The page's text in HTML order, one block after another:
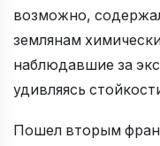
возможно,
землянам
наблюдавшие за
удивляясь
Пошел вторым